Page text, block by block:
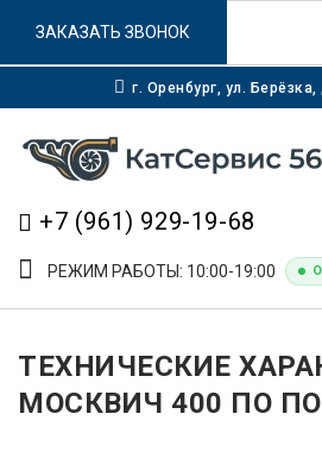
г. Оренбург, ул.
+7 (961) 929-19-68
РЕЖИМ РАБОТЫ: 10:00-19:00
ЗАКАЗАТЬ ЗВОНОК
ТЕХНИЧЕСКИЕ
МОСКВИЧ 400 ПО